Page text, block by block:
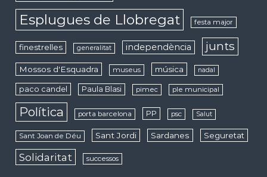
Esplugues de Llobregat festa major
finestrelles generalitat independència junts
Mossos d'Esquadra museus música nadal
paco candel Paula Blasi pimec ple municipal
Política porta barcelona PP psc Salut
Sant Joan de Déu Sant Jordi Sardanes Seguretat
Solidaritat successos